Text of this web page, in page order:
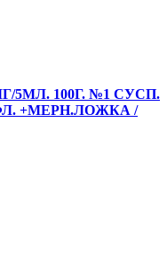
5МЛ. 100Г. №1 СУСП.
+МЕРН.ЛОЖКА /